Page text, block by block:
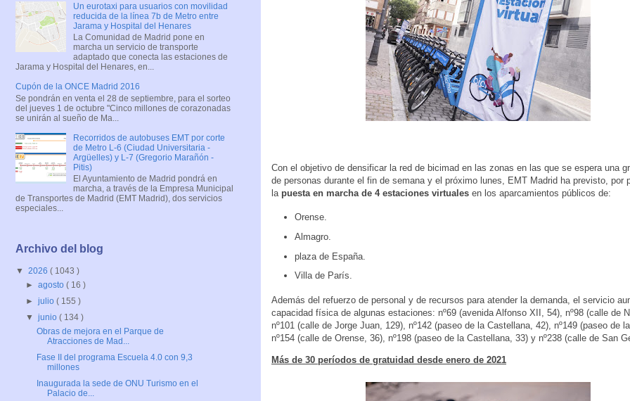
Con el objetivo de densificar la red de bicimad en las zonas en las que se espera una
de personas durante el fin de semana y el próximo lunes, EMT Madrid ha previsto, por
la puesta en marcha de 4 estaciones virtuales en los aparcamientos públicos de:
Orense.
Almagro.
plaza de España.
Villa de París.
Además del refuerzo de personal y de recursos para atender la demanda, el servicio
capacidad física de algunas estaciones: nº69 (avenida Alfonso XII, 54), nº98 (calle de
nº101 (calle de Jorge Juan, 129), nº142 (paseo de la Castellana, 42), nº149 (paseo de
nº154 (calle de Orense, 36), nº198 (paseo de la Castellana, 33) y nº238 (calle de San
Más de 30 períodos de gratuidad desde enero de 2021
Un eurotaxi para usuarios con movilidad
reducida de la línea 7b de Metro entre
Jarama y Hospital del Henares
La Comunidad de Madrid pone en
marcha un servicio de transporte
adaptado que conecta las estaciones de
Jarama y Hospital del Henares, en...
Cupón de la ONCE Madrid 2016
Se pondrán en venta el 28 de septiembre, para el sorteo
del jueves 1 de octubre "Cinco millones de corazonadas
se unirán al sueño de Ma...
Recorridos de autobuses EMT por corte
de Metro L-6 (Ciudad Universitaria -
Argüelles) y L-7 (Gregorio Marañón -
Pitis)
El Ayuntamiento de Madrid pondrá en
marcha, a través de la Empresa Municipal
de Transportes de Madrid (EMT Madrid), dos servicios
especiales...
Archivo del blog
▼ 2026 ( 1043 )
►agosto( 16 )
►julio( 155 )
▼junio( 134 )
Obras de mejora en el Parque de
Atracciones de Mad...
Fase II del programa Escuela 4.0 con 9,3
millones
Inaugurada la sede de ONU Turismo en el
Palacio de...